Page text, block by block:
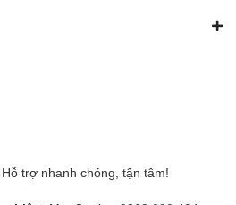
trợ nhanh chóng, tận tâm!